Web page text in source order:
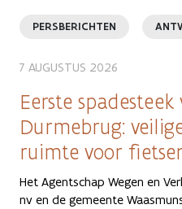
PERSBERICHTEN
7 AUGUSTUS 2026
Eerste
Durmebrug:
ruimte voor
Het Agentschap Wegen en
nv en de gemeente